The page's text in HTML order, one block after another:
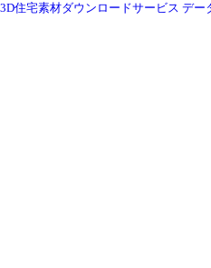
3D住宅素材ダウンロードサービス デー